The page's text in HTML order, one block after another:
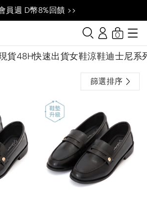
員週 D幣8%回饋 >>
貨48H快速出貨女鞋涼鞋迪士尼系
0
篩選排序